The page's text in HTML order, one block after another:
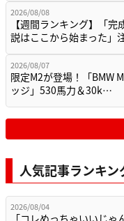
2026/08/08
【週間ランキング】「
説はここから始まった」
2026/08/07
限定M2が登場！「BMW
ッジ」530馬力＆30k…
人気記事ランキ
2026/08/04